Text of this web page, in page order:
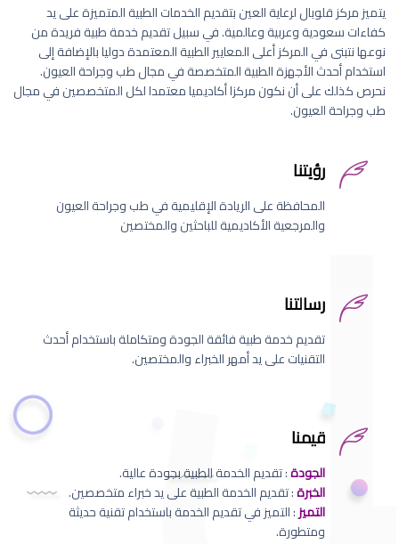
يتميز مركز قلوبال لرعاية العين بتقديم الخدمات الطبية المتميزة على يد
كفاءات سعودية وعربية وعالمية. في سبيل تقديم خدمة طبية فريدة من
نوعها نتبنى في المركز أعلى المعايير الطبية المعتمدة دوليا بالإضافة إلى
استخدام أحدث الأجهزة الطبية المتخصصة في مجال طب وجراحة العيون.
نحرص كذلك على أن نكون مركزا أكاديميا معتمدا لكل المتخصصين في مجال
طب وجراحة العيون.
رؤيتنا
المحافظة على الريادة الإقليمية في طب وجراحة العيون
والمرجعية الأكاديمية للباحثين والمختصين
رسالتنا
تقديم خدمة طبية فائقة الجودة ومتكاملة باستخدام أحدث
التقنيات على يد أمهر الخبراء والمختصين.
قيمنا
الجودة: تقديم الخدمة الطبية بجودة عالية.
الخبرة: تقديم الخدمة الطبية على يد خبراء متخصصين.
التميز: التميز في تقديم الخدمة باستخدام تقنية حديثة
ومتطورة.